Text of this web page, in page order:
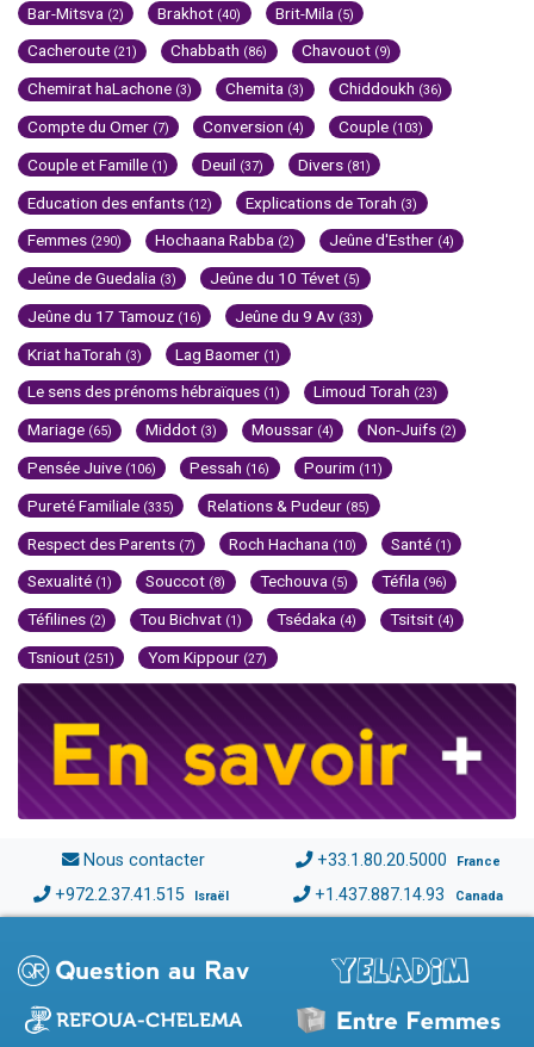
Bar-Mitsva (2) Brakhot (40) Brit-Mila (5)
Cacheroute (21) Chabbath (86) Chavouot (9)
Chemirat haLachone (3) Chemita (3) Chiddoukh (36)
Compte du Omer (7) Conversion (4) Couple (103)
Couple et Famille (1) Deuil (37) Divers (81)
Education des enfants (12) Explications de Torah (3)
Femmes (290) Hochaana Rabba (2) Jeûne d'Esther (4)
Jeûne de Guedalia (3) Jeûne du 10 Tévet (5)
Jeûne du 17 Tamouz (16) Jeûne du 9 Av (33)
Kriat haTorah (3) Lag Baomer (1)
Le sens des prénoms hébraïques (1) Limoud Torah (23)
Mariage (65) Middot (3) Moussar (4) Non-Juifs (2)
Pensée Juive (106) Pessah (16) Pourim (11)
Pureté Familiale (335) Relations & Pudeur (85)
Respect des Parents (7) Roch Hachana (10) Santé (1)
Sexualité (1) Souccot (8) Techouva (5) Téfila (96)
Téfilines (2) Tou Bichvat (1) Tsédaka (4) Tsitsit (4)
Tsniout (251) Yom Kippour (27)
Nous contacter +33.1.80.20.5000 France
+972.2.37.41.515 Israël +1.437.887.14.93 Canada